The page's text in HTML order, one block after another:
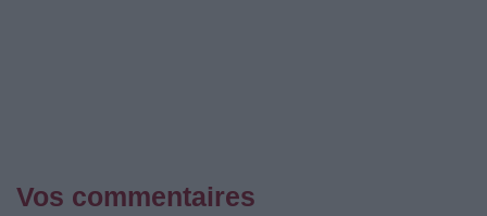
Vos commentaires